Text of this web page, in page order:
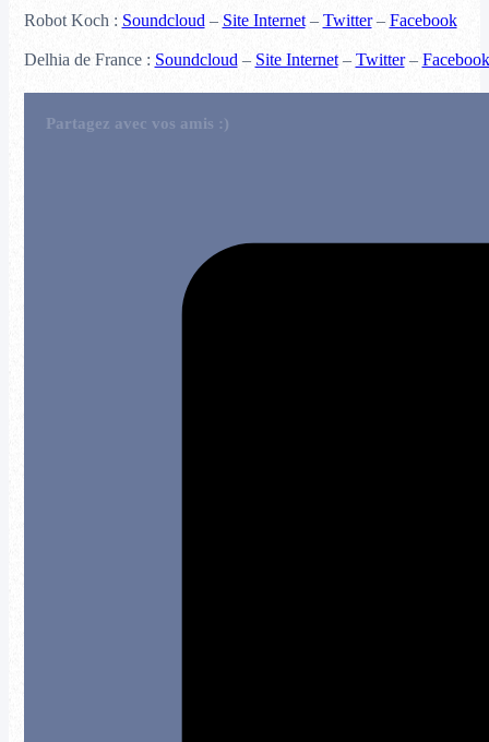
Robot Koch : Soundcloud– Site Internet– Twitter– Facebook
Delhia de France : Soundcloud– Site Internet– Twitter– Facebook
Partagez avec vos amis :)